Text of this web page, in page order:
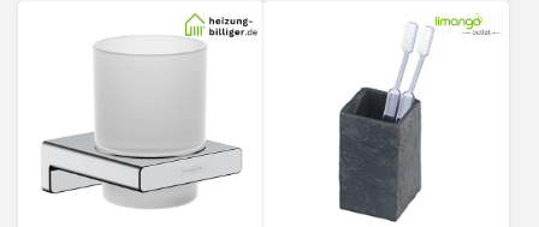
Zahnseide, Zahnpasta -